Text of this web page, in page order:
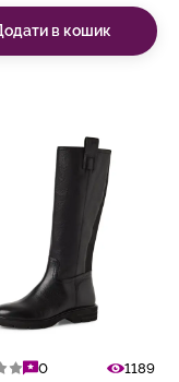
в кошик
0
1189